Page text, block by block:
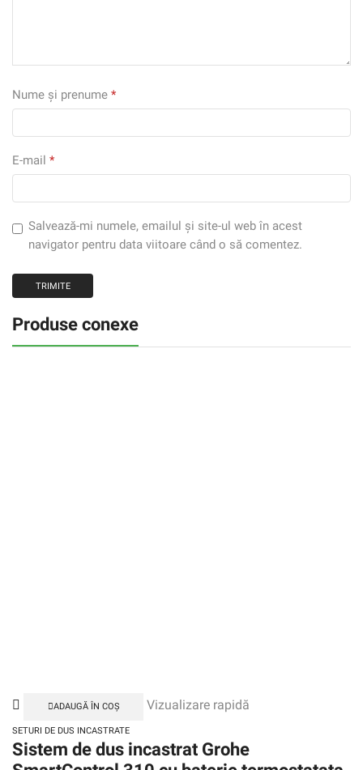
Nume și prenume *
E-mail *
Salvează-mi numele, emailul și site-ul web în acest
navigator pentru data viitoare când o să comentez.
Produse conexe
ADAUGĂ ÎN COȘ Vizualizare rapidă
SETURI DE DUS INCASTRATE
Sistem de dus incastrat Grohe